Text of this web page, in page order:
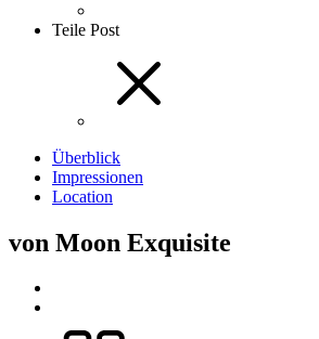
Teile Post
Überblick
Impressionen
Location
von Moon Exquisite